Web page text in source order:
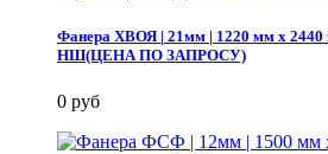
Фанера ХВОЯ | 21мм | 1220 мм х 2440
НШ(ЦЕНА ПО ЗАПРОСУ)
0 руб